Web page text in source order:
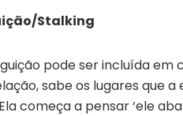
Stalking
pode ser incluída
sabe os lugares que
começa a pensar ‘ele